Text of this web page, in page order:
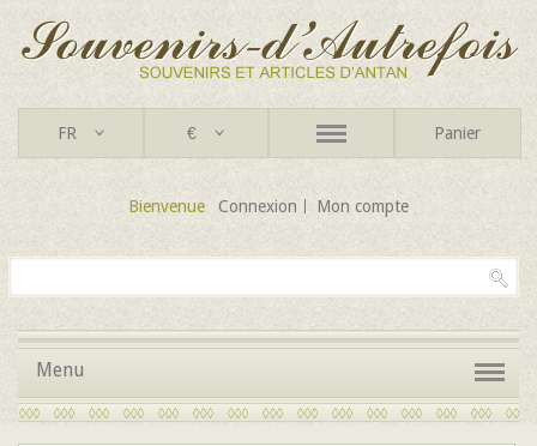
FR € Panier
Bienvenue Connexion Mon compte
Menu